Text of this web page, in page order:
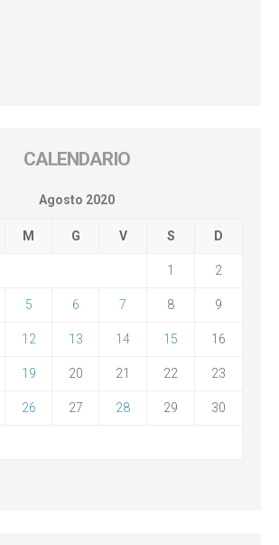
CALENDARIO
Agosto 2020
M G V S D
1 2
5 6 7 8 9
12 13 14 15 16
19 20 21 22 23
26 27 28 29 30